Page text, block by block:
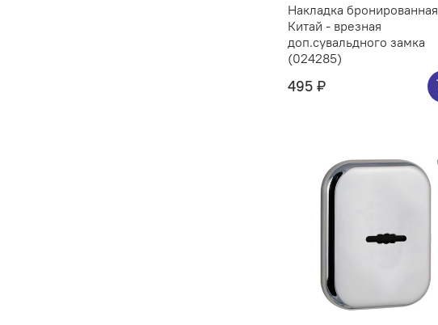
Накладка бронированная
Китай - врезная
доп.сувальдного замка
(024285)
495 ₽